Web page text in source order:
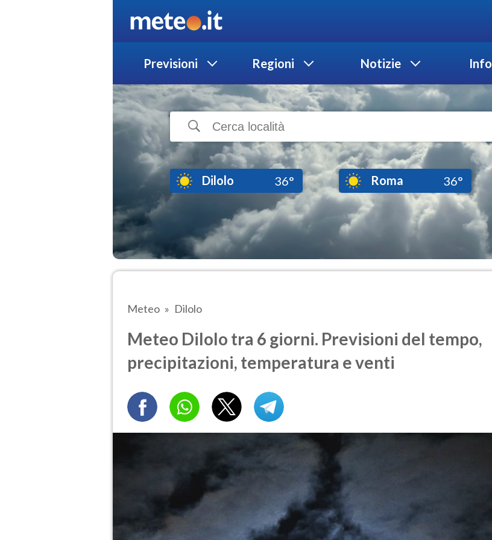
Previsioni Regioni Notizie Info
Dilolo 36° Roma 36°
Meteo Dilolo
Meteo Dilolo tra 6 giorni. Previsioni del tempo,
precipitazioni, temperatura e venti